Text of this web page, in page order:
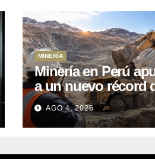
MINERÍA
Minería en Perú
a un nuevo récord
inversiones:
petitorios y el FMI
a destrabar
AGO 4, 2026